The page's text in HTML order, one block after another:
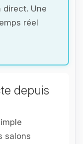
Une
réel
depuis
salons